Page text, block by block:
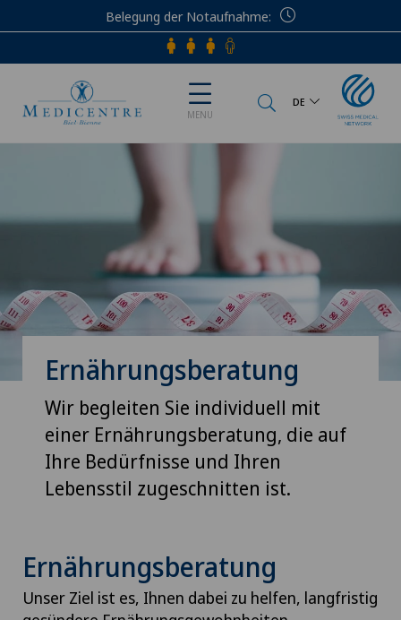
Belegung der Notaufnahme
Telefon
MENU
DE
Ernährungsberatung
Wir begleiten Sie individuell mit
einer Ernährungsberatung, die auf
Ihre Bedürfnisse und Ihren
Lebensstil zugeschnitten ist.
Ernährungsberatung
Unser Ziel ist es, Ihnen dabei zu helfen, langfristig